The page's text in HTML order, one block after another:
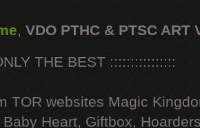
, VDO PTHC & PTSC ART
THE BEST ::::::::::::::::
TOR websites Magic
Heart, Giftbox,